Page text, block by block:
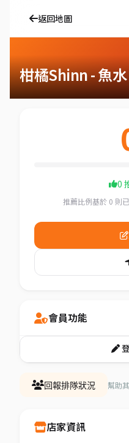
返回地圖
柑橘Shinn - 魚水
回報排隊狀況 幫助
店家資訊
0
推薦比例基於 0 則
會員功能